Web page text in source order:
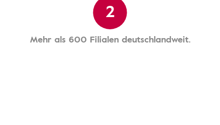
2
Mehr als 600 Filialen deutschlandweit.